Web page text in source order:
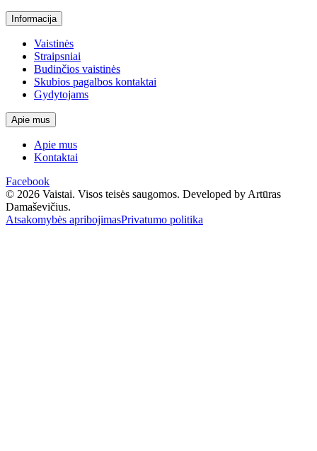
Informacija
Vaistinės
Straipsniai
Budinčios vaistinės
Skubios pagalbos kontaktai
Gydytojams
Apie mus
Apie mus
Kontaktai
Facebook
© 2026 Vaistai. Visos teisės saugomos. Developed by Artūras
Damaševičius.
Atsakomybės apribojimasPrivatumo politika